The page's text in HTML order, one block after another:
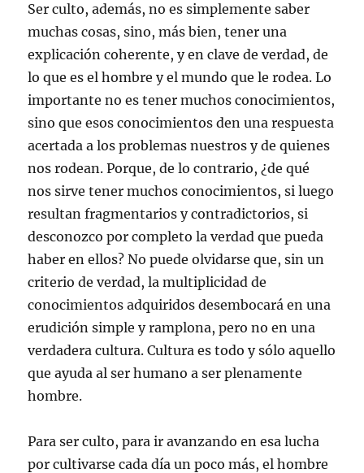
Ser culto, además, no es simplemente saber
muchas cosas, sino, más bien, tener una
explicación coherente, y en clave de verdad, de
lo que es el hombre y el mundo que le rodea. Lo
importante no es tener muchos conocimientos,
sino que esos conocimientos den una respuesta
acertada a los problemas nuestros y de quienes
nos rodean. Porque, de lo contrario, ¿de qué
nos sirve tener muchos conocimientos, si luego
resultan fragmentarios y contradictorios, si
desconozco por completo la verdad que pueda
haber en ellos? No puede olvidarse que, sin un
criterio de verdad, la multiplicidad de
conocimientos adquiridos desembocará en una
erudición simple y ramplona, pero no en una
verdadera cultura. Cultura es todo y sólo aquello
que ayuda al ser humano a ser plenamente
hombre.
Para ser culto, para ir avanzando en esa lucha
por cultivarse cada día un poco más, el hombre